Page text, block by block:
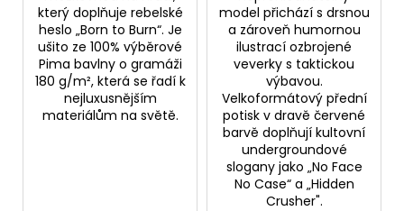
který doplňuje rebelské
heslo „Born to Burn“. Je
ušito ze 100% výběrové
Pima bavlny o gramáži
180 g/m², která se řadí k
nejluxusnějším
materiálům na světě.
model přichází s drsnou
a zároveň humornou
ilustrací ozbrojené
veverky s taktickou
výbavou.
Velkoformátový přední
potisk v dravě červené
barvě doplňují kultovní
undergroundové
slogany jako „No Face
No Case“ a „Hidden
Crusher".